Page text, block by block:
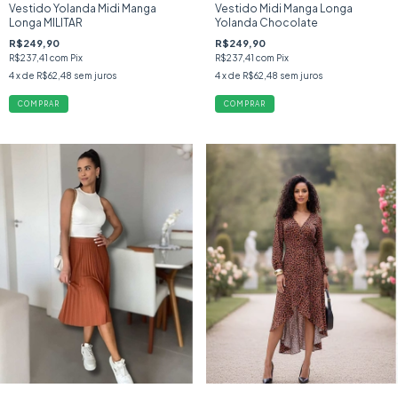
Vestido Yolanda Midi Manga
Longa MILITAR
R$249,90
R$237,41 com Pix
4x de R$62,48 sem juros
COMPRAR
Vestido Midi Manga Longa
Yolanda Chocolate
R$249,90
R$237,41 com Pix
4 x de R$62,48 sem juros
COMPRAR